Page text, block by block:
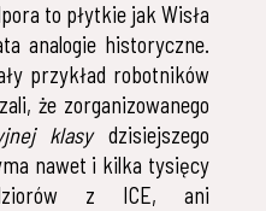
to płytkie jak Wisła
analogie historyczne.
przykład robotników
że zorganizowanego
klasydzisiejszego
nawet i kilka tysięcy
z ICE, ani